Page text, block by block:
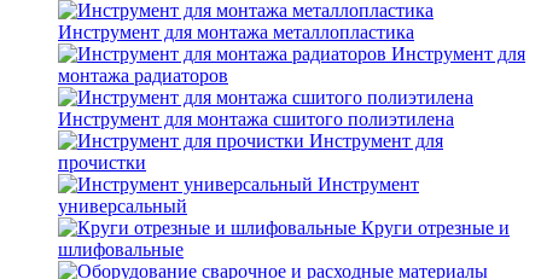
Инструмент для монтажа металлопластика
Инструмент для
монтажа радиаторов
Инструмент для монтажа сшитого полиэтилена
Инструмент для
прочистки
Инструмент
универсальный
Круги отрезные и
шлифовальные